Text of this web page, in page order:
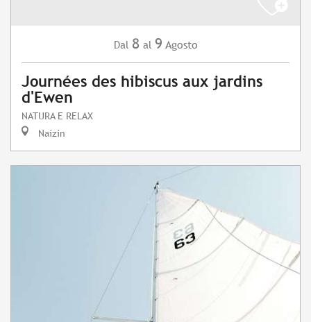
Dal 8 al 9 Agosto
Journées des hibiscus aux jardins
d'Ewen
NATURA E RELAX
Naizin